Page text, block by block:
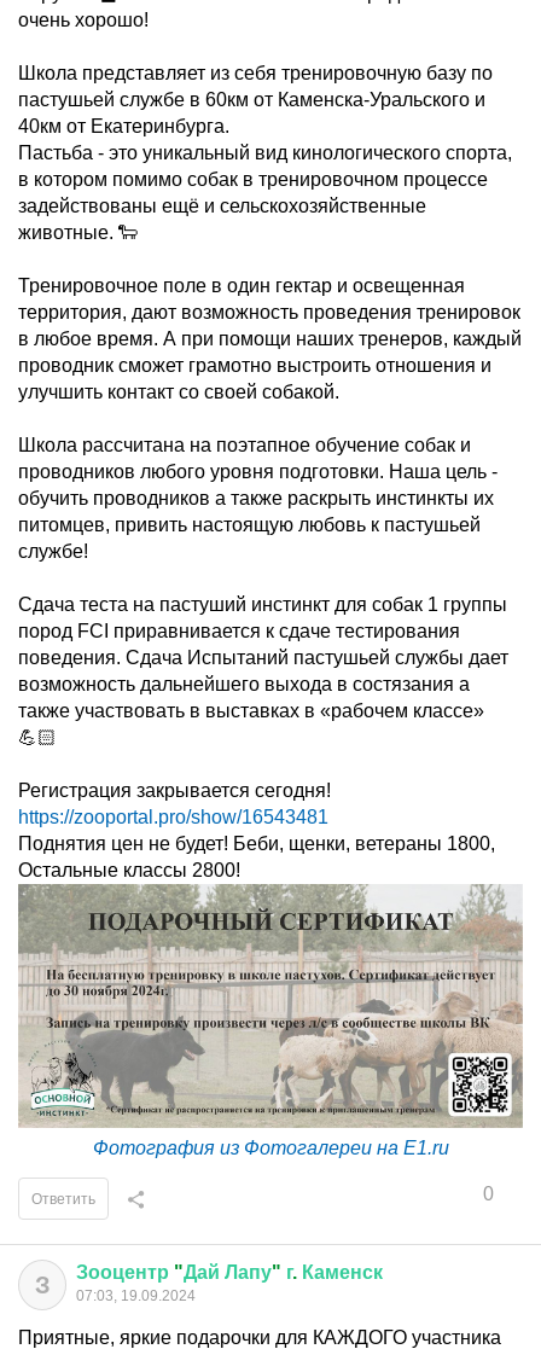
очень хорошо!
Школа представляет из себя тренировочную базу по
пастушьей службе в 60км от Каменска-Уральского и
40км от Екатеринбурга.
Пастьба - это уникальный вид кинологического спорта,
в котором помимо собак в тренировочном процессе
задействованы ещё и сельскохозяйственные
животные. 🐑
Тренировочное поле в один гектар и освещенная
территория, дают возможность проведения тренировок
в любое время. А при помощи наших тренеров, каждый
проводник сможет грамотно выстроить отношения и
улучшить контакт со своей собакой.
Школа рассчитана на поэтапное обучение собак и
проводников любого уровня подготовки. Наша цель -
обучить проводников а также раскрыть инстинкты их
питомцев, привить настоящую любовь к пастушьей
службе!
Сдача теста на пастуший инстинкт для собак 1 группы
пород FCI приравнивается к сдаче тестирования
поведения. Сдача Испытаний пастушьей службы дает
возможность дальнейшего выхода в состязания а
также участвовать в выставках в «рабочем классе»
💪🏻
Регистрация закрывается сегодня!
https://zooportal.pro/show/16543481
Поднятия цен не будет! Беби, щенки, ветераны 1800,
Остальные классы 2800!
Фотография из Фотогалереи на E1.ru
0
Ответить
З Зооцентр "Дай Лапу" г. Каменск
07:03, 19.09.2024
Приятные, яркие подарочки для КАЖДОГО участника